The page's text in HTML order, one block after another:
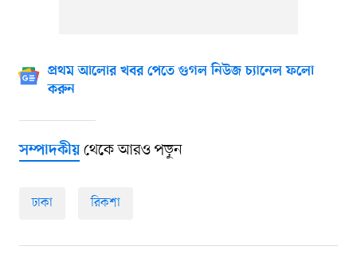
প্রথম আলোর খবর পেতে গুগল নিউজ চ্যানেল ফলো
করুন
সম্পাদকীয়থেকে আরও পড়ুন
ঢাকা রিকশা